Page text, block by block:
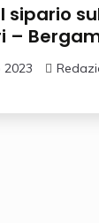
sipario
–
2023